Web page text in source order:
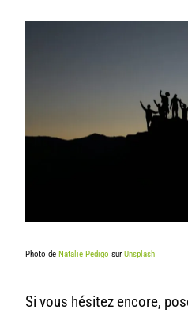
Photo de Natalie PedigosurUnsplash
Si vous hésitez encore,